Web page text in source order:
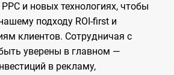
PPC и новых технологиях, чтобы
подходу ROI-first и
клиентов. Сотрудничая с
уверены в главном —
в рекламу,